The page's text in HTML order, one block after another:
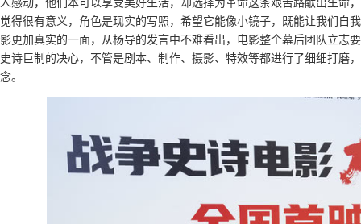
觉得很有意义，角色是现实的写照，希望它能像小镜子，既能让我们自
影更加真实的一面，从杨导的发言中不难看出，电影整个幕后团队立志
史诗巨制的决心，不管是剧本、制作、摄影、特效等都进行了细细打磨
念。